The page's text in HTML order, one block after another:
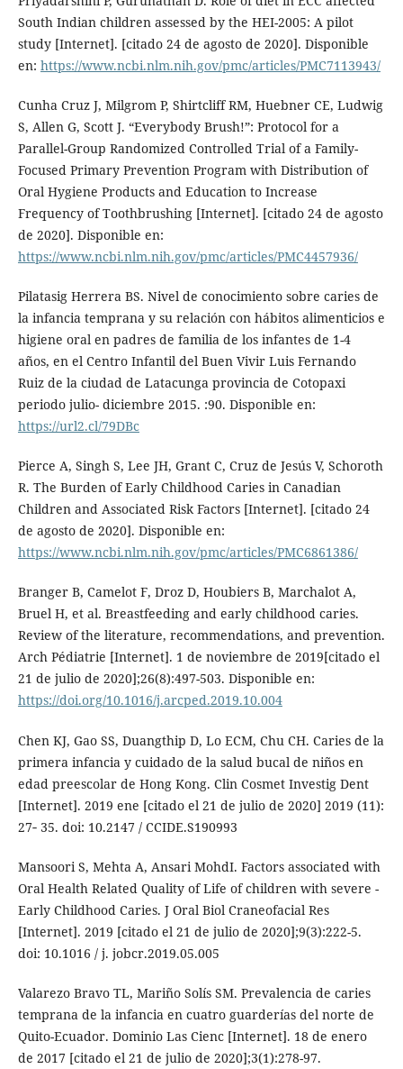
South Indian children assessed by the HEI-2005: A pilot
study [Internet]. [citado 24 de agosto de 2020]. Disponible
en: https://www.ncbi.nlm.nih.gov/pmc/articles/PMC7113943/
Cunha Cruz J, Milgrom P, Shirtcliff RM, Huebner CE, Ludwig
S, Allen G, Scott J. “Everybody Brush!”: Protocol for a
Parallel-Group Randomized Controlled Trial of a Family-
Focused Primary Prevention Program with Distribution of
Oral Hygiene Products and Education to Increase
Frequency of Toothbrushing [Internet]. [citado 24 de agosto
de 2020]. Disponible en:
https://www.ncbi.nlm.nih.gov/pmc/articles/PMC4457936/
Pilatasig Herrera BS. Nivel de conocimiento sobre caries de
la infancia temprana y su relación con hábitos alimenticios e
higiene oral en padres de familia de los infantes de 1-4
años, en el Centro Infantil del Buen Vivir Luis Fernando
Ruiz de la ciudad de Latacunga provincia de Cotopaxi
periodo julio- diciembre 2015. :90. Disponible en:
https://url2.cl/79DBc
Pierce A, Singh S, Lee JH, Grant C, Cruz de Jesús V, Schoroth
R. The Burden of Early Childhood Caries in Canadian
Children and Associated Risk Factors [Internet]. [citado 24
de agosto de 2020]. Disponible en:
https://www.ncbi.nlm.nih.gov/pmc/articles/PMC6861386/
Branger B, Camelot F, Droz D, Houbiers B, Marchalot A,
Bruel H, et al. Breastfeeding and early childhood caries.
Review of the literature, recommendations, and prevention.
Arch Pédiatrie [Internet]. 1 de noviembre de 2019[citado el
21 de julio de 2020];26(8):497-503. Disponible en:
https://doi.org/10.1016/j.arcped.2019.10.004
Chen KJ, Gao SS, Duangthip D, Lo ECM, Chu CH. Caries de la
primera infancia y cuidado de la salud bucal de niños en
edad preescolar de Hong Kong. Clin Cosmet Investig Dent
[Internet]. 2019 ene [citado el 21 de julio de 2020] 2019 (11):
27‐ 35. doi: 10.2147 / CCIDE.S190993
Mansoori S, Mehta A, Ansari MohdI. Factors associated with
Oral Health Related Quality of Life of children with severe -
Early Childhood Caries. J Oral Biol Craneofacial Res
[Internet]. 2019 [citado el 21 de julio de 2020];9(3):222-5.
doi: 10.1016 / j. jobcr.2019.05.005
Valarezo Bravo TL, Mariño Solís SM. Prevalencia de caries
temprana de la infancia en cuatro guarderías del norte de
Quito-Ecuador. Dominio Las Cienc [Internet]. 18 de enero
de 2017 [citado el 21 de julio de 2020];3(1):278-97.